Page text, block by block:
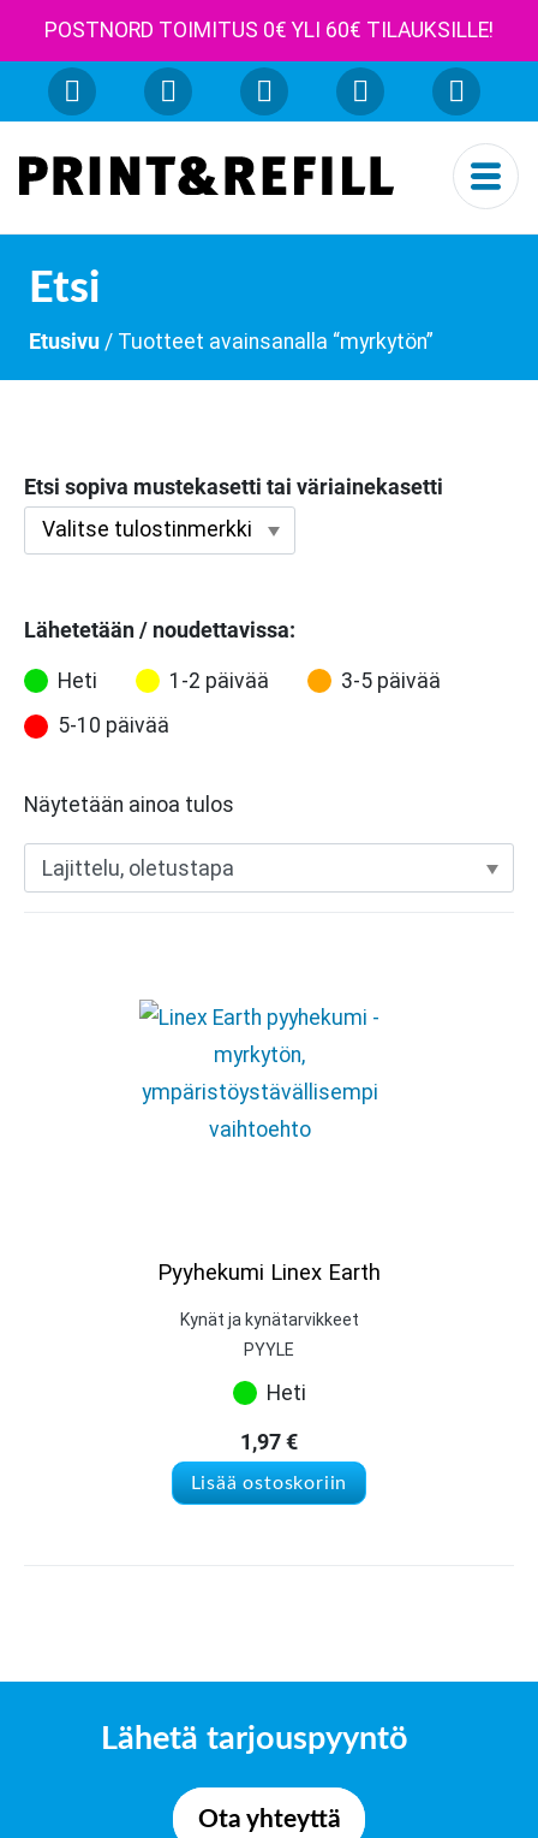
POSTNORD TOIMITUS 0€ YLI 60€ TILAUKSILLE!
Etsi
Etusivu / Tuotteet avainsanalla “myrkytön”
Etsi sopiva mustekasetti tai väriainekasetti
Lähetetään / noudettavissa:
Heti 1-2 päivää
3-5 päivää
5-10 päivää
Näytetään ainoa tulos
Pyyhekumi Linex Earth
Kynät ja kynätarvikkeet
PYYLE
Heti
1,97€
Lisää ostoskoriin
Lähetä tarjouspyyntö
Ota yhteyttä